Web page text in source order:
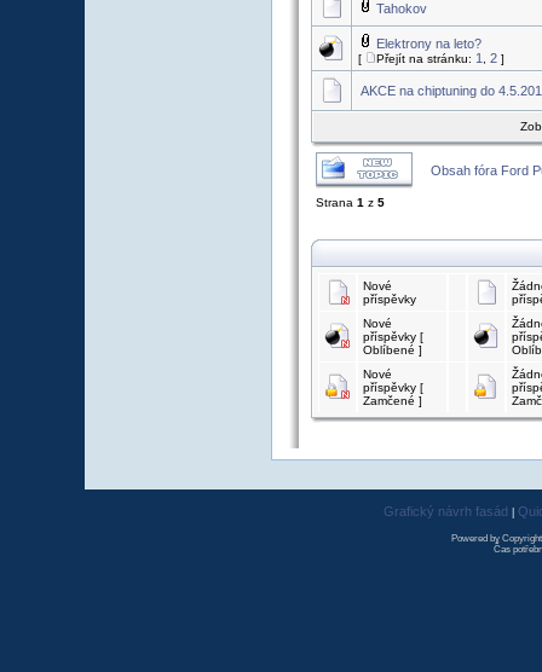
Tahokov
Elektrony na leto?
[ Přejít na stránku: 1 2 ]
AKCE na chiptuning do
Obsah fóra Ford
Strana 1 z 5
Nové
příspěvky
Nové
příspěvky [
Oblíbené ]
Nové
příspěvky [
Zamčené ]
Grafický návrh fasád
Powered by
Čas